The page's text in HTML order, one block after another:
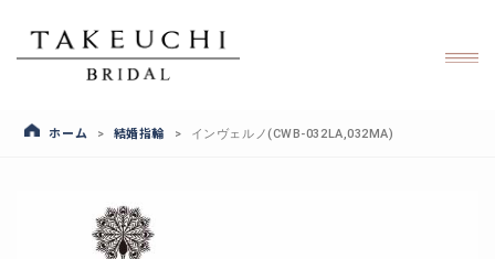
ホーム > 結婚指輪 > インヴェルノ(CWB-032LA,032MA)